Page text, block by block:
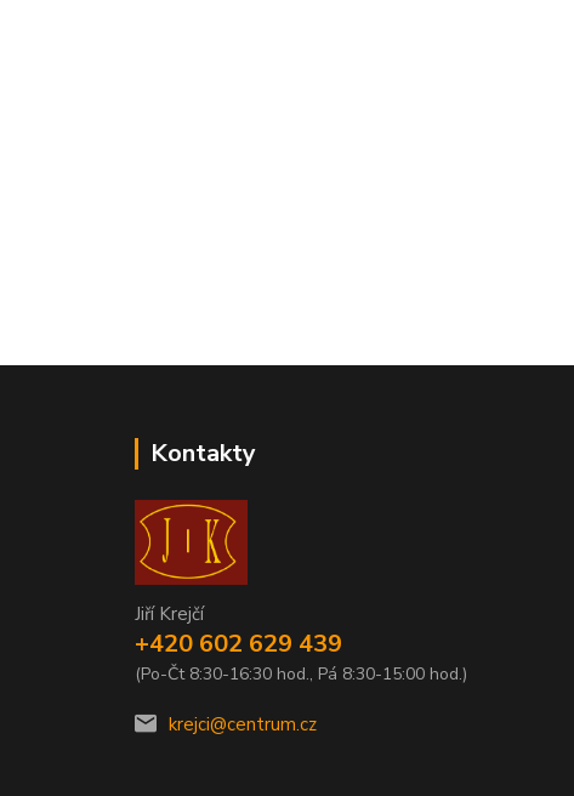
Kontakty
Jiří Krejčí
+420 602 629 439
(Po-Čt 8:30-16:30 hod., Pá 8:30-15:00 hod.)
krejci@centrum.cz